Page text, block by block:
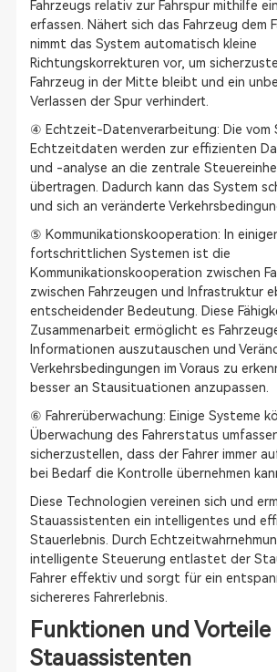
Fahrzeugs relativ zur Fahrspur mithilfe
erfassen. Nähert sich das Fahrzeug dem
nimmt das System automatisch kleine
Richtungskorrekturen vor, um
Fahrzeug in der Mitte bleibt und ein
Verlassen der Spur verhindert.
④ Echtzeit-Datenverarbeitung: Die vom
Echtzeitdaten werden zur effizienten
und -analyse an die zentrale
übertragen. Dadurch kann das System
und sich an veränderte
⑤ Kommunikationskooperation: In
fortschrittlichen Systemen ist die
Kommunikationskooperation zwischen
zwischen Fahrzeugen und Infrastruktur
entscheidender Bedeutung. Diese
Zusammenarbeit ermöglicht es
Informationen auszutauschen und
Verkehrsbedingungen im Voraus zu
besser an Stausituationen anzupassen.
⑥ Fahrerüberwachung: Einige Systeme
Überwachung des Fahrerstatus
sicherzustellen, dass der Fahrer immer
bei Bedarf die Kontrolle übernehmen
Diese Technologien vereinen sich und
Stauassistenten ein intelligentes und
Stauerlebnis. Durch
intelligente Steuerung entlastet der
Fahrer effektiv und sorgt für ein
sichereres Fahrerlebnis.
Funktionen und Vorteile
Stauassistenten